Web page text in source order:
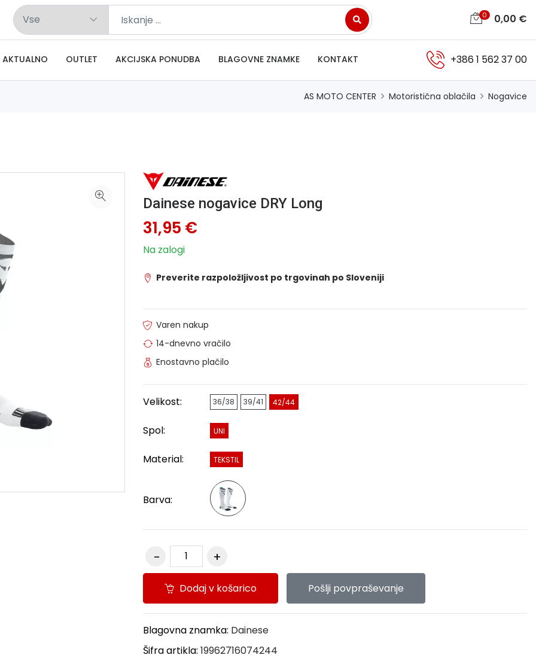
0 0,00 €
AKTUALNO OUTLET AKCIJSKA PONUDBA BLAGOVNE ZNAMKE KONTAKT +386 1 562 37 00
AS MOTO CENTER Motoristična oblačila Nogavice
Dainese nogavice DRY Long
31,95 €
Na zalogi
Preverite razpoložljivost po trgovinah po Sloveniji
Varen nakup
14-dnevno vračilo
Enostavno plačilo
Velikost: 36/38 39/41 42/44
Spol: UNI
Material: TEKSTIL
Barva:
Dodaj v košarico Pošlji povpraševanje
Blagovna znamka: Dainese
Šifra artikla: 19962716074244